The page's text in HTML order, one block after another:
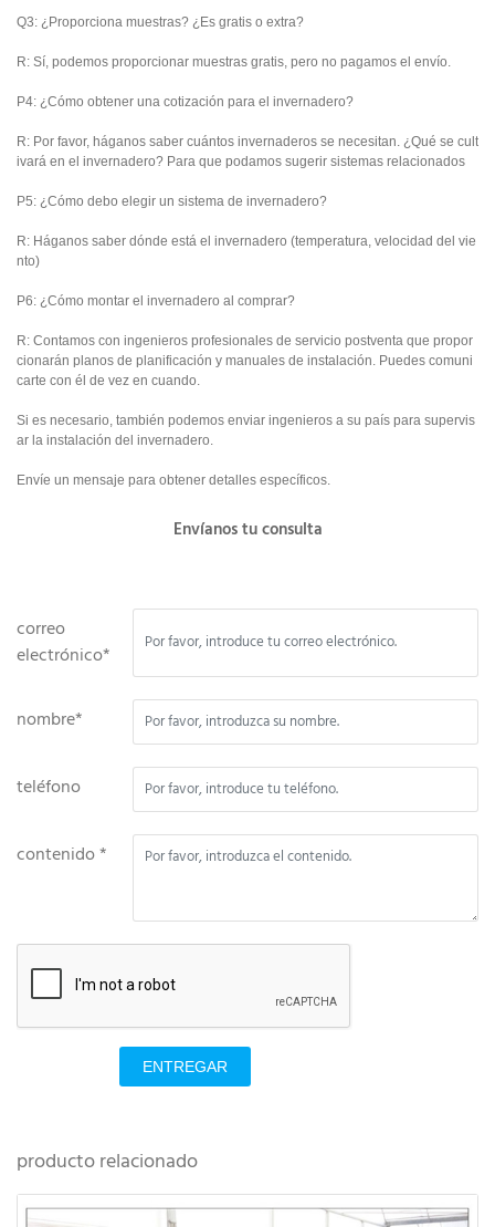
Q3: ¿Proporciona muestras? ¿Es gratis o extra?
R: Sí, podemos proporcionar muestras gratis, pero no pagamos el envío.
P4: ¿Cómo obtener una cotización para el invernadero?
R: Por favor, háganos saber cuántos invernaderos se necesitan. ¿Qué se cult
ivará en el invernadero? Para que podamos sugerir sistemas relacionados
P5: ¿Cómo debo elegir un sistema de invernadero?
R: Háganos saber dónde está el invernadero (temperatura, velocidad del vie
nto)
P6: ¿Cómo montar el invernadero al comprar?
R: Contamos con ingenieros profesionales de servicio postventa que propor
cionarán planos de planificación y manuales de instalación. Puedes comuni
carte con él de vez en cuando.
Si es necesario, también podemos enviar ingenieros a su país para supervis
ar la instalación del invernadero.
Envíe un mensaje para obtener detalles específicos.
Envíanos tu consulta
correo
electrónico*
nombre*
teléfono
contenido *
ENTREGAR
producto relacionado